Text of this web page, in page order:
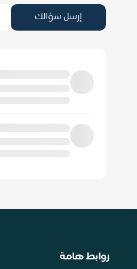
إرسل سؤالك
روابط هامة